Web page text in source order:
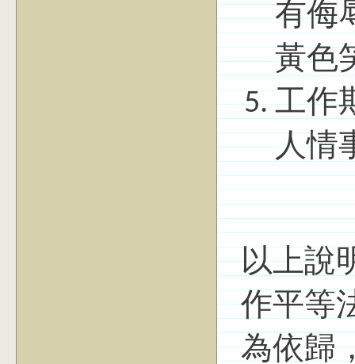
有侮
黃色
工作
人情
以上說
作平等
為依歸